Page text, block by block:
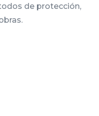
de protección,